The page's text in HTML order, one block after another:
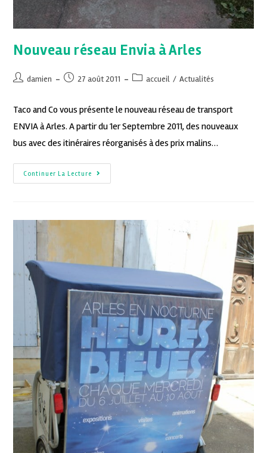
Nouveau réseau Envia à Arles
damien 27 août 2011 accueil / Actualités
Taco and Co vous présente le nouveau réseau de transport
ENVIA à Arles. A partir du 1er Septembre 2011, des nouveaux
bus avec des itinéraires réorganisés à des prix malins…
Continuer La Lecture